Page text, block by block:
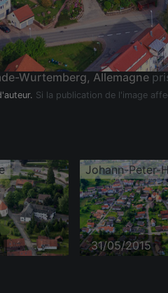
Wurtemberg, Allemagne
Si la publication de l'image
31/05/2015